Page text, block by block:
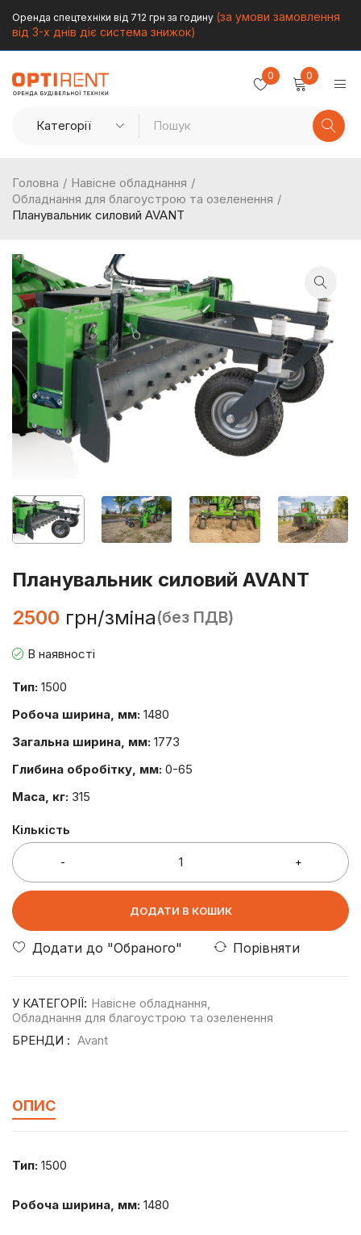
Оренда спецтехніки від 712 грн за годину (за умови замовлення
від 3-х днів діє система знижок)
0 0
Головна / Навісне обладнання /
Обладнання для благоустрою та озеленення /
Планувальник силовий AVANT
Планувальник силовий AVANT
2500 грн/зміна(без ПДВ)
В наявності
Тип: 1500
Робоча ширина, мм: 1480
Загальна ширина, мм: 1773
Глибина обробітку, мм: 0-65
Маса, кг: 315
Кількість
ДОДАТИ В КОШИК
Порівняти
У КАТЕГОРІЇ: Навісне обладнання,
Обладнання для благоустрою та озеленення
БРЕНДИ : Avant
ОПИС
Тип: 1500
Робоча ширина, мм: 1480